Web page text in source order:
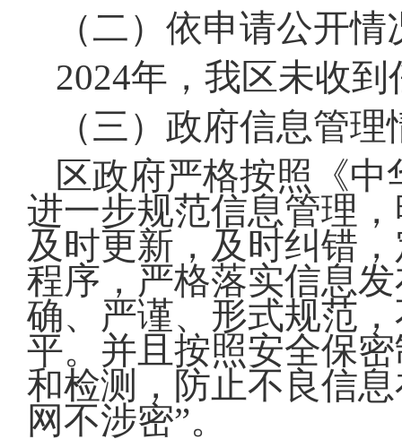
（二）依申请公开情
2024年，我区未收
（三）政府信息管理
区政府严格按照《
进一步规范信息管理
及时更新，及时纠错
程序，严格落实信息
确、严谨、形式规范
平。并且按照安全保
和检测，防止不良信
网不涉密”。